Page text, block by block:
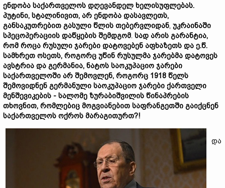
ენდობა საქართველოს დღევანდელ ხელისუფლებას.
პუტინი, სტალინივით, არ ენდობა დასავლეთს,
განსაკუთრებით გასული წლის თებერვლიდან, უკრაინაში
სპეცოპერაციის დაწყების შემდგომ. სად არის გარანტია,
რომ როცა რუსული ჯარები დატოვებენ აფხაზეთს და ე.წ.
სამხრეთ ოსეთს, როგორც უწინ რუსულმა ჯარებმა დატოვეს
ავსტრია და გერმანია, ნატოს საოკუპაციო ჯარები
საქართველოში არ შემოვლენ, როგორც 1918 წელს
შემოვიდნენ გერმანული საოკუპაციო ჯარები ქართველი
მენშევიკების - სალომე ზურაბიშვილის წინაპრების
თხოვნით, რომლებიც მოგვიანებით საფრანგეთში გაიქცნენ
საქართველოს ოქროს მარაგითურთ?!
და